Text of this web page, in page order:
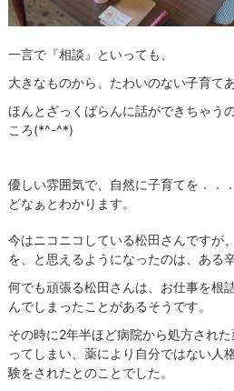
一言で『相談』といっても、
大きなものから、たわいのない子育
ほんとざっくばらんに話ができちゃう
ころ(*^-^*)
優しい雰囲気で、自然に子育てを．．
どなぁとわかります。
今はニコニコしている松田さんですが
を、と思えるようになったのは、ある
何でも頑張る松田さんは、お仕事を根
んでしまったことがあるそうです。
その時に2年半ほど病院から処方され
ってしまい、薬により自分ではない人
験をされたとのことでした。